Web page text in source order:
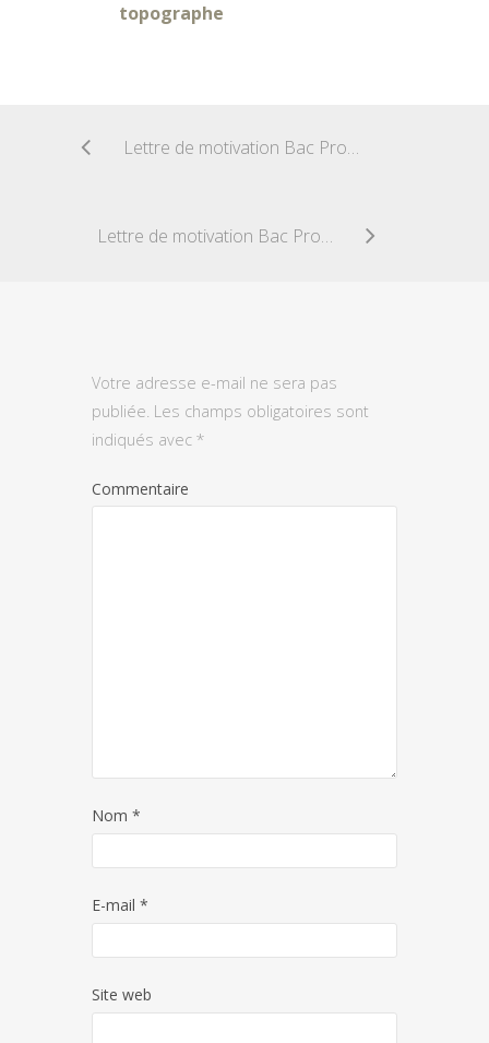
topographe
Lettre de motivation Bac Pro Electromécanicien Marine
Lettre de motivation Bac Pro Micro informatique et réseaux – installation et maintenance
Votre adresse e-mail ne sera pas
publiée. Les champs obligatoires sont
indiqués avec *
Commentaire
Nom *
E-mail *
Site web